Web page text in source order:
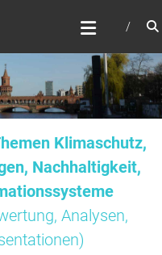
Klimaschutz,
Nachhaltigkeit,
Analysen,